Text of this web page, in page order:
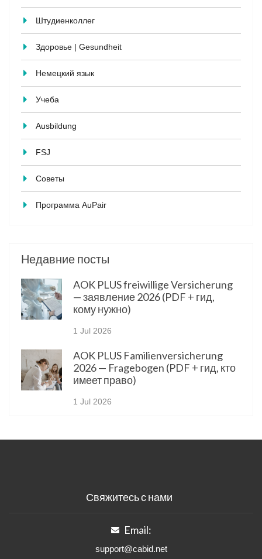
Штудиенколлег
Здоровье | Gesundheit
Немецкий язык
Учеба
Ausbildung
FSJ
Советы
Программа AuPair
Недавние посты
AOK PLUS freiwillige Versicherung
— заявление 2026 (PDF + гид,
кому нужно)
1 Jul 2026
AOK PLUS Familienversicherung
2026 — Fragebogen (PDF + гид, кто
имеет право)
1 Jul 2026
Свяжитесь с нами
Email:
support@cabid.net